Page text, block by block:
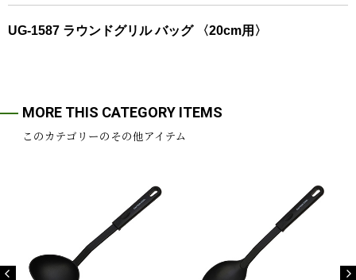
UG-1587 ラウンドグリル バッグ 〈20cm用〉
MORE THIS CATEGORY ITEMS
このカテゴリーのその他アイテム